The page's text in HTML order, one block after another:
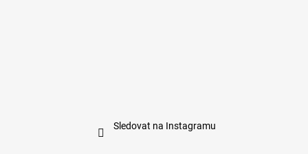
Sledovat na Instagramu